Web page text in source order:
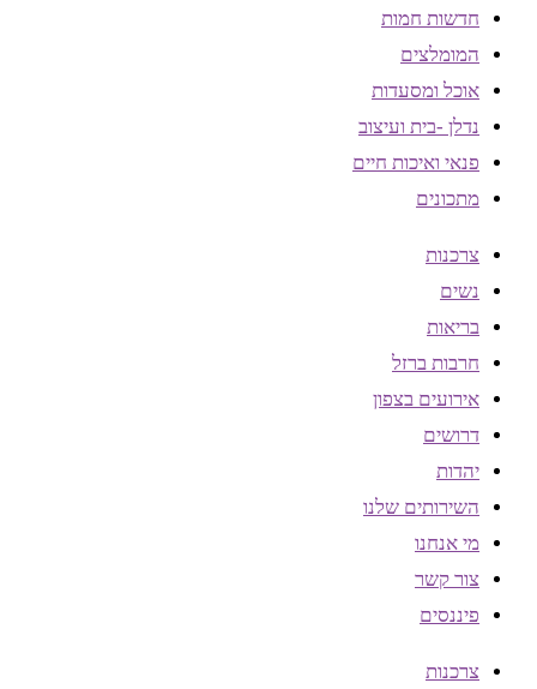
חדשות חמות
המומלצים
אוכל ומסעדות
נדלן -בית ועיצוב
פנאי ואיכות חיים
מתכונים
צרכנות
נשים
בריאות
חרבות ברזל
אירועים בצפון
דרושים
יהדות
השירותים שלנו
מי אנחנו
צור קשר
פיננסים
צרכנות